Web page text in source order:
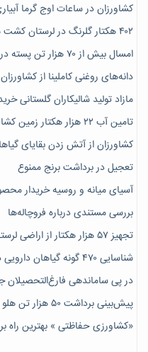
کشاورزان در ساعات اوج گرما
۴۰۲ هکتار گلرنگ در لرستان کشت شده است
امسال بیش از ۷۰ هزار تن پسته در رفسنجان برداشت می‌شود
دانه‌های روغنی کاملینا از
مازاد تولید شالیکاران گلستانی
تامین آب ۲۲ هزار هکتار زمین کشاورزی از طریق سدهای خراسان شمالی
کشاورزان از آتش زدن بقایای
تعجیل در برداشت برنج ممنوع
آسیای میانه و روسیه خریدار
بررسی مستندی درباره فروچاله‌ها
تجهیز ۵۷ هزار هکتار از اراضی لرستان به سیستم آبیاری نوین
شناسایی ۴۷٠ گونه گیاهان دارویی در آذربایجان غربی
در پی ساماندهی
پیش‎‌بینی برداشت ۵۰ هزار تن هلو از باغات چهارمحال و بختیاری
«کشاورزی حفاظتی » بهترین راه